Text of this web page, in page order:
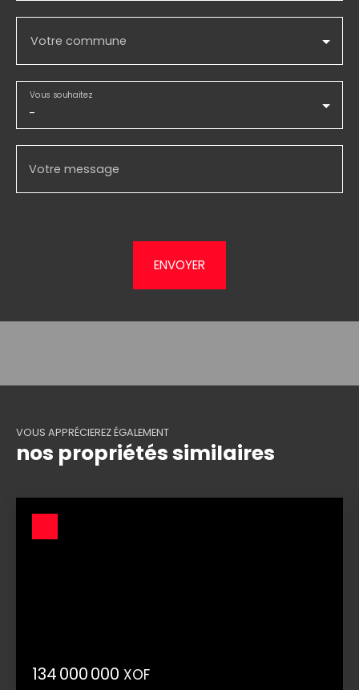
Votre commune
-
Vous souhaitez
Votre message
ENVOYER
VOUS APPRÉCIEREZ ÉGALEMENT
nos propriétés similaires
134 000 000 XOF